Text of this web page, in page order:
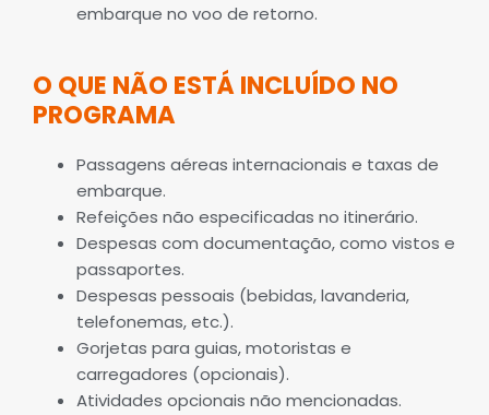
embarque no voo de retorno.
O QUE NÃO ESTÁ INCLUÍDO NO
PROGRAMA
Passagens aéreas internacionais e taxas de
embarque.
Refeições não especificadas no itinerário.
Despesas com documentação, como vistos e
passaportes.
Despesas pessoais (bebidas, lavanderia,
telefonemas, etc.).
Gorjetas para guias, motoristas e
carregadores (opcionais).
Atividades opcionais não mencionadas.